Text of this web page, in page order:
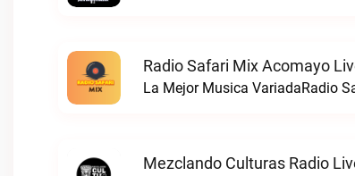
Radio Safari Mix Acomayo
La Mejor Musica VariadaRadio
Mezclando Culturas Radio